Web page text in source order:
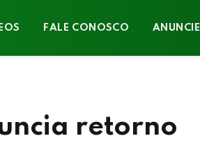
FALE CONOSCO ANUNCIE
retorno